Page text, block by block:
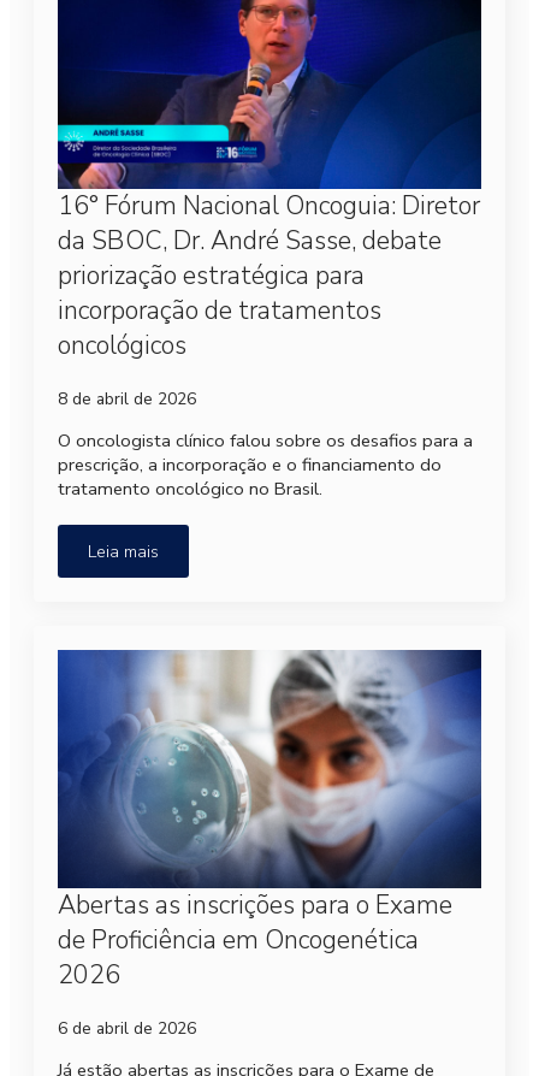
16° Fórum Nacional Oncoguia: Diretor
da SBOC, Dr. André Sasse, debate
priorização estratégica para
incorporação de tratamentos
oncológicos
8 de abril de 2026
O oncologista clínico falou sobre os desafios para a
prescrição, a incorporação e o financiamento do
tratamento oncológico no Brasil.
Leia mais
Abertas as inscrições para o Exame
de Proficiência em Oncogenética
2026
6 de abril de 2026
Já estão abertas as inscrições para o Exame de